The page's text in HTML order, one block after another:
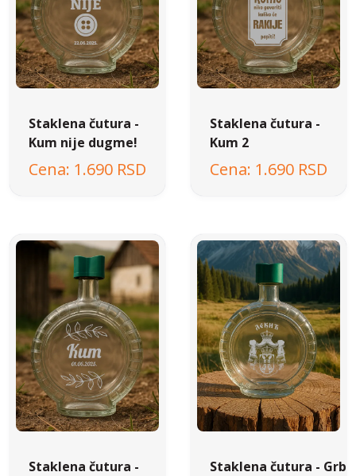
Staklena čutura -
Kum nije dugme!
1.690 RSD
Staklena čutura -
Kum 2
1.690 RSD
Staklena čutura -
Staklena čutura - Grb